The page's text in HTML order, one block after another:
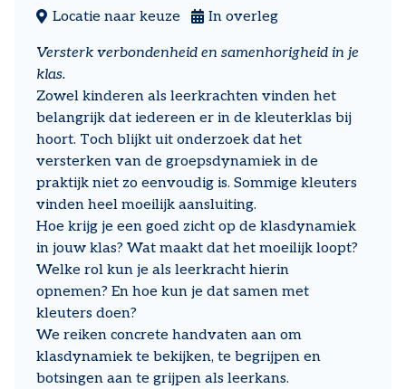
Locatie naar keuze In overleg
Versterk verbondenheid en samenhorigheid in je
klas.
Zowel kinderen als leerkrachten vinden het
belangrijk dat iedereen er in de kleuterklas bij
hoort. Toch blijkt uit onderzoek dat het
versterken van de groepsdynamiek in de
praktijk niet zo eenvoudig is. Sommige kleuters
vinden heel moeilijk aansluiting.
Hoe krijg je een goed zicht op de klasdynamiek
in jouw klas? Wat maakt dat het moeilijk loopt?
Welke rol kun je als leerkracht hierin
opnemen? En hoe kun je dat samen met
kleuters doen?
We reiken concrete handvaten aan om
klasdynamiek te bekijken, te begrijpen en
botsingen aan te grijpen als leerkans.